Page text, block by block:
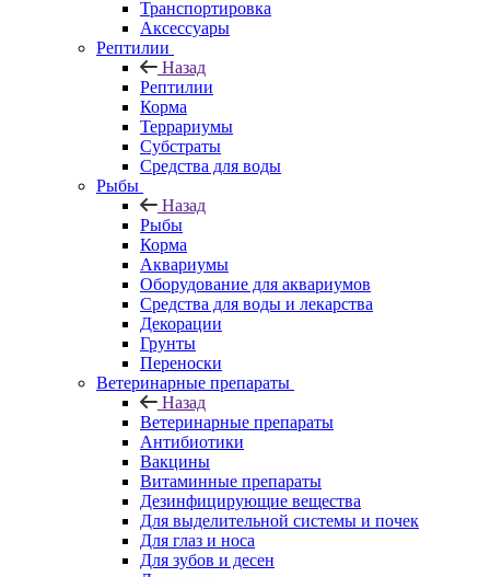
Транспортировка
Аксессуары
Рептилии
Назад
Рептилии
Корма
Террариумы
Субстраты
Средства для воды
Рыбы
Назад
Рыбы
Корма
Аквариумы
Оборудование для аквариумов
Средства для воды и лекарства
Декорации
Грунты
Переноски
Ветеринарные препараты
Назад
Ветеринарные препараты
Антибиотики
Вакцины
Витаминные препараты
Дезинфицирующие вещества
Для выделительной системы и почек
Для глаз и носа
Для зубов и десен